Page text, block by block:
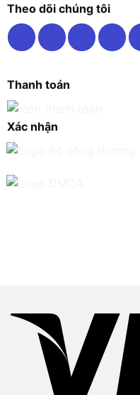
Theo dõi chúng tôi
Thanh toán
Xác nhận